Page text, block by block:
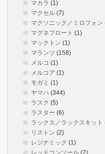
マカラ (1)
マクセル (7)
マクソニック／ミロフォン
マグネフロート (1)
マックトン (1)
マランツ (158)
メルコ (1)
メルコア (1)
モガミ (1)
ヤマハ (344)
ラスク (5)
ラスター (6)
ラックス／ラックスキット
リストン (2)
レジナミック (1)
レッドコンソール (2)